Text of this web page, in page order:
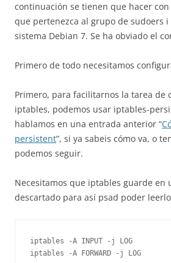
continuación se tienen que hacer
que pertenezca al grupo de sudoers
sistema Debian 7. Se ha obviado el
Primero de todo necesitamos
Primero, para facilitarnos la tarea de
iptables, podemos usar iptables-
hablamos en una entrada anterior “
persistent”, si ya sabeis cómo va, o
podemos seguir.
Necesitamos que iptables guarde en
descartado para así psad poder leerlo
iptables -A INPUT -j LOG